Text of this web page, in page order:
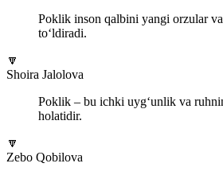
Poklik inson qalbini yangi orzular
to‘ldiradi.
🔽
Shoira Jalolova
Poklik – bu ichki uyg‘unlik va
holatidir.
🔽
Zebo Qobilova